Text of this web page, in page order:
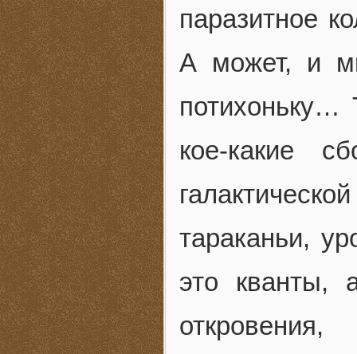
паразитное
А может, и
потихоньку…
кое-какие
тараканьи,
это